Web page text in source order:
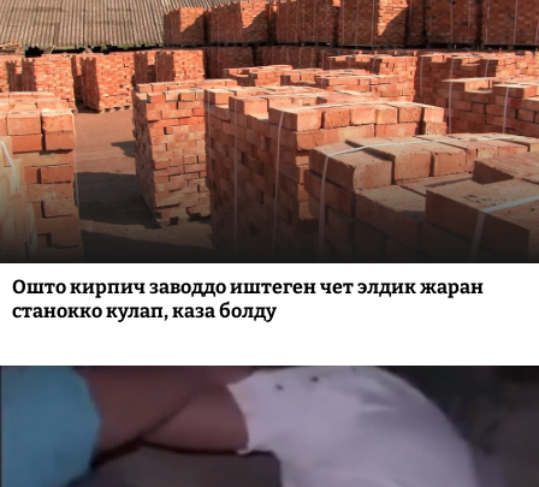
Ошто кирпич заводдо иштеген чет элдик жаран
станокко кулап, каза болду